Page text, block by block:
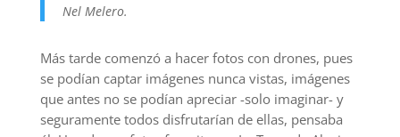
Nel Melero.
Más tarde comenzó a hacer fotos con drones, pues
se podían captar imágenes nunca vistas, imágenes
que antes no se podían apreciar -solo imaginar- y
seguramente todos disfrutarían de ellas, pensaba